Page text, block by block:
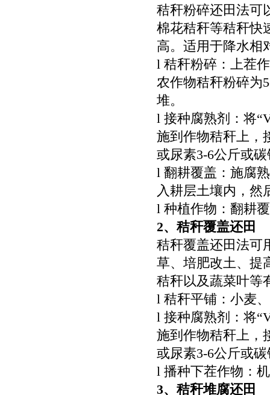
秸秆粉碎还田法可
棉花秸秆等秸秆快
高。适用于降水相
l 秸秆粉碎：上茬
农作物秸秆粉碎为
堆。
l 接种腐熟剂：将
施到作物秸秆上，
或尿素3-6公斤或
l 翻耕覆盖：施腐
入耕层土壤内，然
l 种植作物：翻耕
2、秸秆覆盖还田
秸秆覆盖还田法可
草、培肥改土、提
秸秆以及蔬菜叶等
l 秸秆平铺：小麦
l 接种腐熟剂：将
施到作物秸秆上，
或尿素3-6公斤或
l 播种下茬作物：
3、秸秆堆腐还田